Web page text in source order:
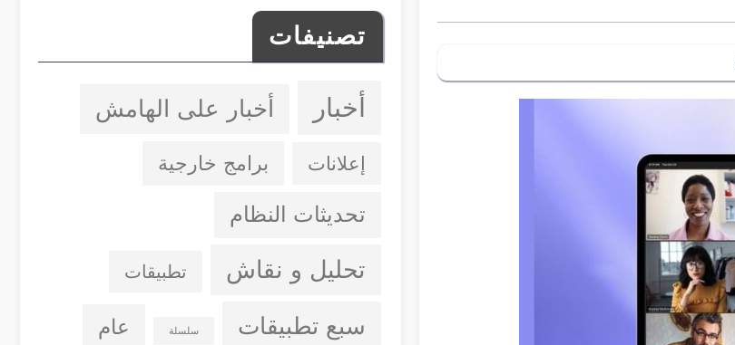
تصنيفات
أخبار أخبار على الهامش
إعلانات برامج خارجية
تحديثات النظام
تحليل و نقاش تطبيقات
سبع تطبيقات سلسلة عام